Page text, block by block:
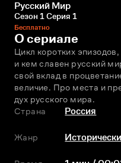
Русский Мир
Сезон 1 Серия 1
Бесплатно
О сериале
Цикл коротких
и кем славен русский
свой вклад в
величие. Про места и
дух русского мира.
Страна
Россия
Жанр